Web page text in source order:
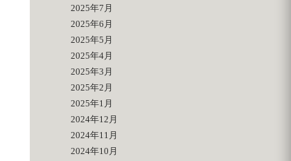
2025年7月
2025年6月
2025年5月
2025年4月
2025年3月
2025年2月
2025年1月
2024年12月
2024年11月
2024年10月